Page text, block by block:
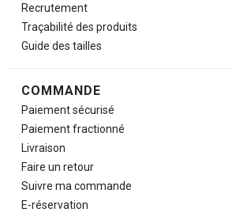
Recrutement
Traçabilité des produits
Guide des tailles
COMMANDE
Paiement sécurisé
Paiement fractionné
Livraison
Faire un retour
Suivre ma commande
E-réservation